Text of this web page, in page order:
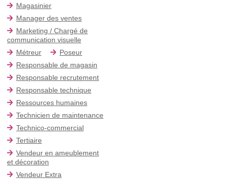
Magasinier
Manager des ventes
Marketing / Chargé de
communication visuelle
Métreur
Poseur
Responsable de magasin
Responsable recrutement
Responsable technique
Ressources humaines
Technicien de maintenance
Technico-commercial
Tertiaire
Vendeur en ameublement
et décoration
Vendeur Extra